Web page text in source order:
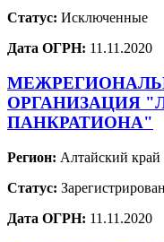
Статус: Исключенные
Дата ОГРН: 11.11.2020
ОРГАНИЗАЦИЯ
ПАНКРАТИОНА"
Регион: Алтайский край
Статус:
Дата ОГРН: 11.11.2020